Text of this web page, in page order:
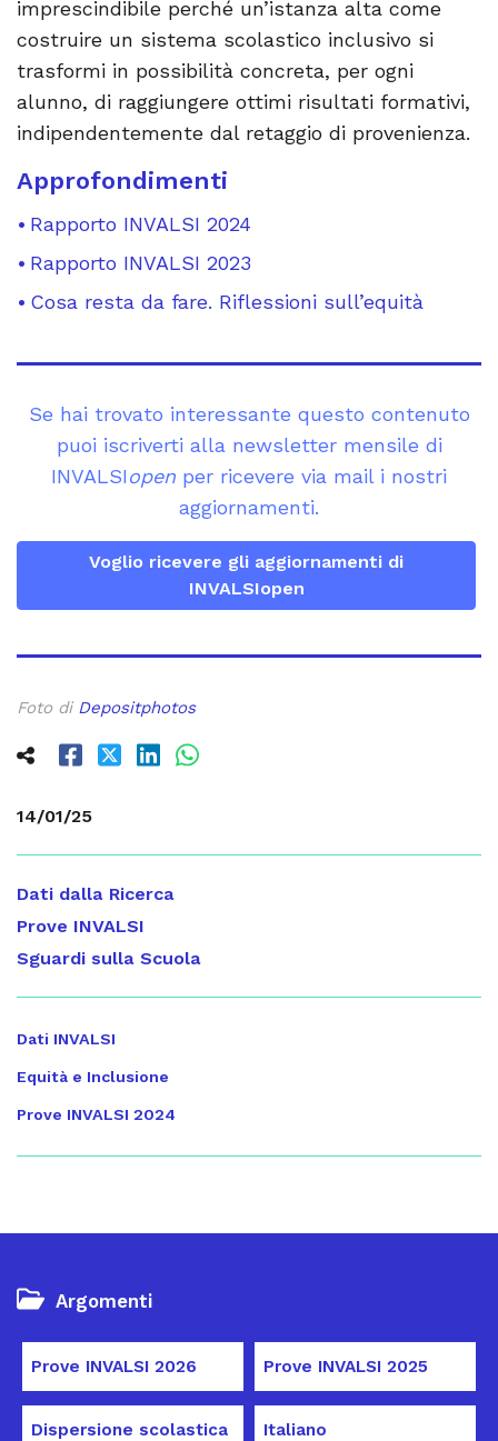
14/01/25
Dati dalla Ricerca
Prove INVALSI
Sguardi sulla Scuola
Dati INVALSI
Equità e Inclusione
Prove INVALSI 2024
imprescindibile perché un’istanza alta come
costruire un sistema scolastico inclusivo si
trasformi in possibilità concreta, per ogni
alunno, di raggiungere ottimi risultati formativi,
indipendentemente dal retaggio di provenienza.
Approfondimenti
Rapporto INVALSI 2024
Rapporto INVALSI 2023
Cosa resta da fare. Riflessioni sull’equità
Se hai trovato interessante questo contenuto
puoi iscriverti alla newsletter mensile di
INVALSIopen per ricevere via mail i nostri
aggiornamenti.
Voglio ricevere gli aggiornamenti di
INVALSIopen
Foto di Depositphotos
Argomenti
Prove INVALSI 2026 Prove INVALSI 2025
Dispersione scolastica Italiano